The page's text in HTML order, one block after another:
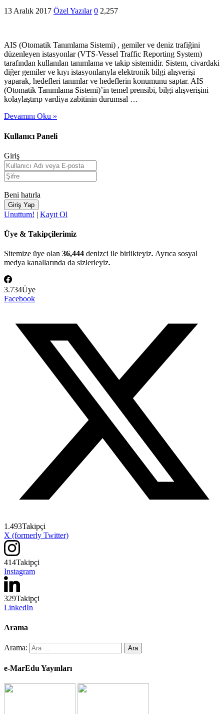
13 Aralık 2017 Özel Yazılar 0 2,257
AIS (Otomatik Tanımlama Sistemi) , gemiler ve deniz trafiğini
düzenleyen istasyonlar (VTS-Vessel Traffic Reporting System)
tarafından kullanılan tanımlama ve takip sistemidir. Sistem, civardaki
diğer gemiler ve kıyı istasyonlarıyla elektronik bilgi alışverişi
yaparak, hedefleri tanımlar ve hedeflerin konumunu saptar. AIS
(Otomatik Tanımlama Sistemi)’in temel prensibi, bilgi alışverişini
kolaylaştırıp vardiya zabitinin durumsal …
Devamını Oku »
Kullanıcı Paneli
Giriş
Beni hatırla
Unuttum! | Kayıt Ol
Üye & Takipçilerimiz
Sitemize üye olan 36,444 denizci ile birlikteyiz. Ayrıca sosyal
medya kanallarında da sizlerleyiz.
3.734Üye
Facebook
1.493Takipçi
X (formerly Twitter)
414Takipçi
Instagram
329Takipçi
LinkedIn
Arama
Arama:
e-MarEdu Yayınları